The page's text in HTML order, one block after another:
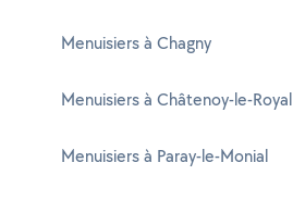
Menuisiers à Chagny
Menuisiers à Châtenoy-le-Royal
Menuisiers à Paray-le-Monial